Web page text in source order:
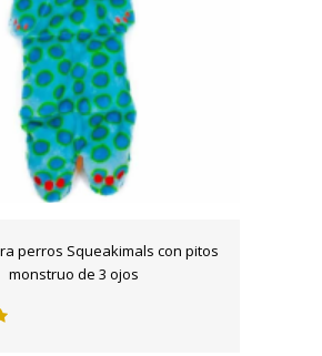
perros Squeakimals con pitos
monstruo de 3 ojos